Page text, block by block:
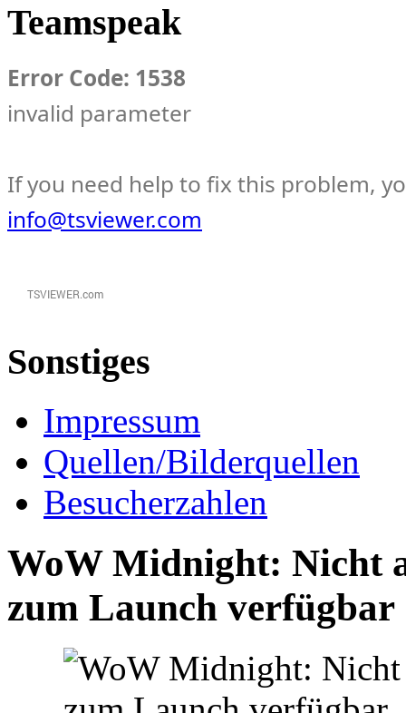
Teamspeak
Error Code: 1538
invalid parameter
If you need help to fix this problem,
info@tsviewer.com
Sonstiges
Impressum
Quellen/Bilderquellen
Besucherzahlen
WoW Midnight: Nicht
zum Launch verfügbar